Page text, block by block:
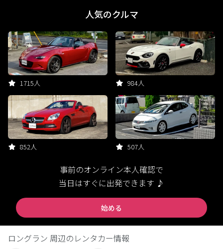
人気のクルマ
1715人 984人
852人 507人
事前のオンライン本人確認で
当日はすぐに出発できます ♪
始める
ロングラン 周辺のレンタカー情報